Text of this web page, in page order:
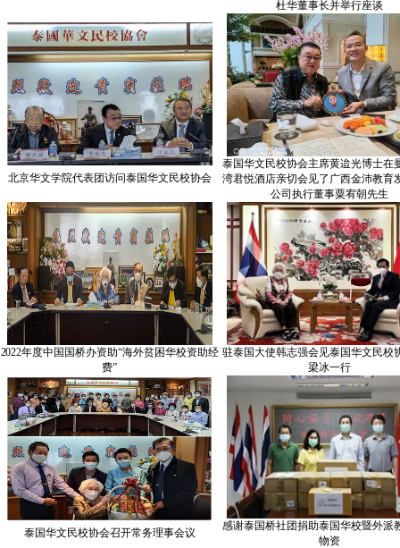
杜华董事长并举行座谈
北京华文学院代表团访问泰国华文民校协会
泰国华文民校协会主席黄迨光博士在
湾君悦酒店亲切会见了广西金沛教育
公司执行董事粟宥朝先生
2022年度中国国桥办资助“海外贫困华校资助经
费”
驻泰国大使韩志强会见泰国华文民校
梁冰一行
泰国华文民校协会召开常务理事会议
感谢泰国桥社团捐助泰国华校暨外派
物资